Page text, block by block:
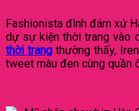
Fashionista đình đám xứ
dự sự kiện thời trang vào
thời trang thường thấy,
tweet màu đen cùng quần